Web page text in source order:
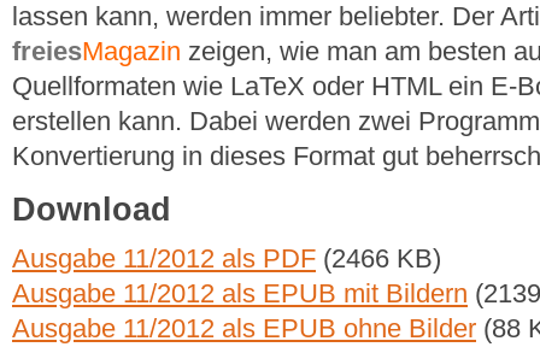
lassen kann, werden immer beliebter. Der
freiesMagazin zeigen, wie man am besten
Quellformaten wie LaTeX oder HTML ein E-
erstellen kann. Dabei werden zwei
Konvertierung in dieses Format gut
Download
Ausgabe 11/2012 als PDF (2466 KB)
Ausgabe 11/2012 als EPUB mit Bildern
Ausgabe 11/2012 als EPUB ohne Bilder (88